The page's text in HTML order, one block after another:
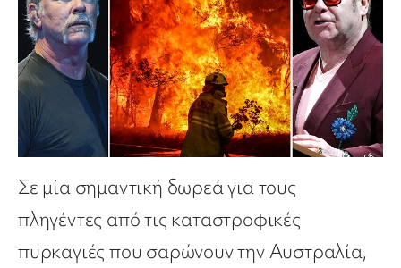
Σε μία σημαντική δωρεά για τους
πληγέντες από τις καταστροφικές
πυρκαγιές που σαρώνουν την Αυστραλία,